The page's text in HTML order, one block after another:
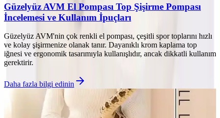
Güzelyüz AVM El Pompası Top Şişirme Pompası
İncelemesi ve Kullanım İpuçları
Güzelyüz AVM'nin çok renkli el pompası, çeşitli spor toplarını hızlı
ve kolay şişirmenize olanak tanır. Dayanıklı krom kaplama top
iğnesi ve ergonomik tasarımıyla kullanışlıdır, ancak dikkatli kullanım
gerektirir.
Daha fazla bilgi edinin